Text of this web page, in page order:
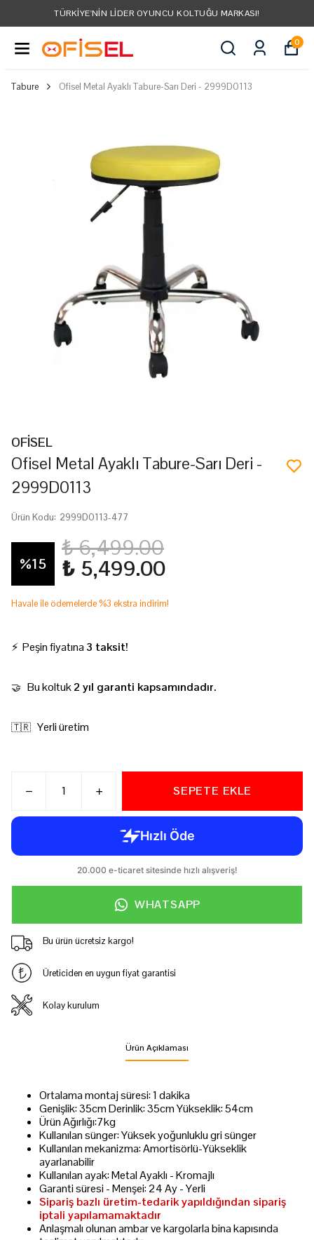
TÜRKIYE'NIN LIDER OYUNCU KOLTUĞU MARKASI!
0
Tabure Ofisel Metal Ayaklı Tabure-Sarı Deri - 2999D0113
OFİSEL
Ofisel Metal Ayaklı Tabure-Sarı Deri -
2999D0113
Ürün Kodu: 2999D0113-477
%15
₺ 6,499.00
₺ 5,499.00
Havale ile ödemelerde %3 ekstra indirim!
⚡ Peşin fiyatına 3 taksit!
🤝 Bu koltuk2 yıl garanti kapsamındadır.
🇹🇷 Yerli üretim
SEPETE EKLE
WHATSAPP
Bu ürün ücretsiz kargo!
Üreticiden en uygun fiyat garantisi
Kolay kurulum
Ürün Açıklaması
Ortalama montaj süresi: 1 dakika
Genişlik: 35cm Derinlik: 35cm Yükseklik: 54cm
Ürün Ağırlığı:7kg
Kullanılan sünger: Yüksek yoğunluklu gri sünger
Kullanılan mekanizma: Amortisörlü-Yükseklik
ayarlanabilir
Kullanılan ayak: Metal Ayaklı - Kromajlı
Garanti süresi - Menşei: 24 Ay - Yerli
Sipariş bazlı üretim-tedarik yapıldığından sipariş
iptali yapılamamaktadır
Anlaşmalı olunan ambar ve kargolarla bina kapısında